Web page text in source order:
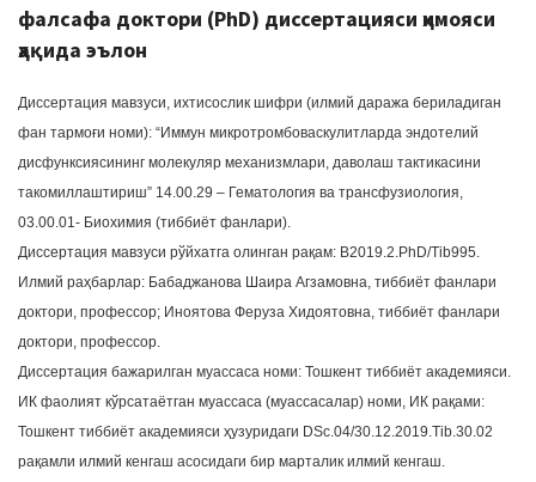
фалсафа доктори (PhD) диссертацияси ҳимояси
ҳақида эълон
Диссертация мавзуси, ихтисослик шифри (илмий даража бериладиган
фан тармоғи номи): “Иммун микротромбоваскулитларда эндотелий
дисфунксиясининг молекуляр механизмлари, даволаш тактикасини
такомиллаштириш” 14.00.29 – Гематология ва трансфузиология,
03.00.01- Биохимия (тиббиёт фанлари).
Диссертация мавзуси рўйхатга олинган рақам: В2019.2.PhD/Tib995.
Илмий раҳбарлар: Бабаджанова Шаира Агзамовна, тиббиёт фанлари
доктори, профессор; Иноятова Феруза Хидоятовна, тиббиёт фанлари
доктори, профессор.
Диссертация бажарилган муассаса номи: Тошкент тиббиёт академияси.
ИК фаолият кўрсатаётган муассаса (муассасалар) номи, ИК рақами:
Тошкент тиббиёт академияси ҳузуридаги DSc.04/30.12.2019.Tib.30.02
рақамли илмий кенгаш асосидаги бир марталик илмий кенгаш.